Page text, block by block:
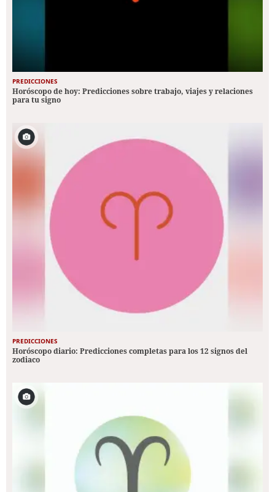
PREDICCIONES
Horóscopo de hoy: Predicciones sobre trabajo, viajes y relaciones
para tu signo
PREDICCIONES
Horóscopo diario: Predicciones completas para los 12 signos del
zodiaco